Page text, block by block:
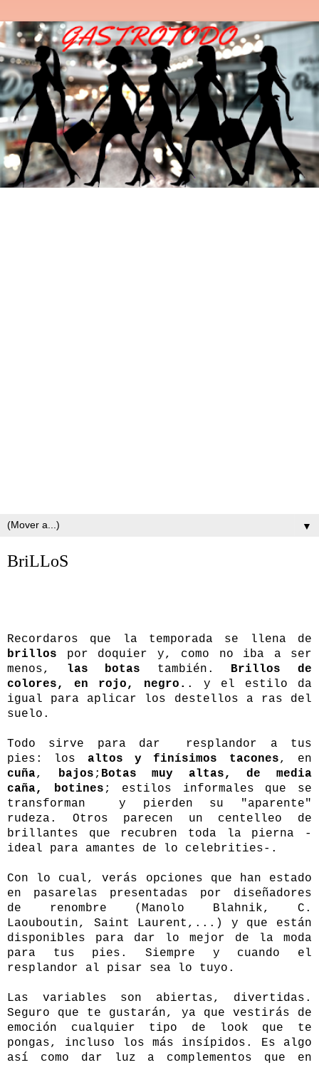
▼
BriLLoS
Recordaros que la temporada se llena de
brillos por doquier y, como no iba a ser
menos, las botas también.
Brillos de
colores, en rojo, negro. . y el estilo da
igual para aplicar los destellos a ras del
suelo.
Todo sirve para dar resplandor a tus
pies: los altos y finísimos tacones, en
cuña, bajos ; Botas muy altas, de media
caña, botines ;
estilos informales que se
transforman y pierden su "aparente"
rudeza. Otros parecen un centelleo de
brillantes que recubren toda la pierna -
ideal para amantes de lo celebrities-.
Con lo cual, verás opciones que han estado
en pasarelas presentadas por diseñadores
de renombre (Manolo Blahnik, C.
Laouboutin, Saint Laurent,...) y que están
disponibles para dar lo mejor de la moda
para tus pies. Siempre y cuando el
resplandor al pisar sea lo tuyo.
Las variables son abiertas, divertidas.
Seguro que te gustarán, ya que vestirás de
emoción cualquier tipo de look que te
pongas, incluso los más insípidos. Es algo
así como dar luz a complementos que en